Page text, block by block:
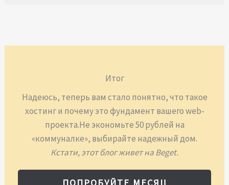
Итог
Надеюсь, теперь вам стало понятно, что такое
хостинг и почему это фундамент вашего web-
проекта.Не экономьте 50 рублей на
«коммуналке», выбирайте надежный дом.
Кстати, этот блог живет на Beget.
ПОПРОБУЙТЕ МЕСЯЦ